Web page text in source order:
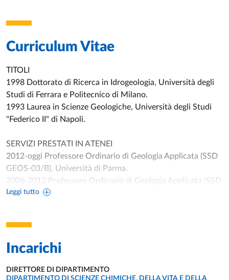
Curriculum Vitae
Leggi tutto
TITOLI
1998 Dottorato di Ricerca in Idrogeologia, Università degli
Studi di Ferrara e Politecnico di Milano.
1993 Laurea in Scienze Geologiche, Università degli Studi
"Federico II" di Napoli.
SERVIZI PRESTATI IN ATENEI
2012-oggi Professore Ordinario di Geologia Applicata (SSD
GEOS-03/B), Università di Parma.
2006-2012 Professore Ordinario di Geologia Applicata (SSD
GEOS-03/B), Università del Molise.
1997-2001 Ricercatore di Geologia Applicata (SSD GEOS-
03/B), Università del Molise.
PRINCIPALI RUOLI ACCADEMICI E DI RESPONSABILITÀ
Incarichi
DIRETTORE DI DIPARTIMENTO
UNITÀ ORGANIZZATIVA AFFERENTE:
DIPARTIMENTO DI SCIENZE CHIMICHE, DELLA VITA E DELLA